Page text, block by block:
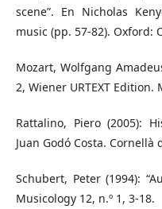
scene”. En Nicholas
music (pp. 57-82). Oxford:
Mozart, Wolfgang
2, Wiener URTEXT
Rattalino, Piero (2005):
Juan Godó Costa. Cornellà
Schubert, Peter (1994):
Musicology 12, n.º 1, 3-18.